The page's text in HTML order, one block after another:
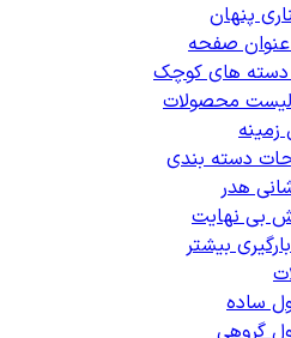
پنهان
صفحه
های کوچک
محصولات
دسته بندی
هدر
بی نهایت
بیشتر
ساده
گروهی